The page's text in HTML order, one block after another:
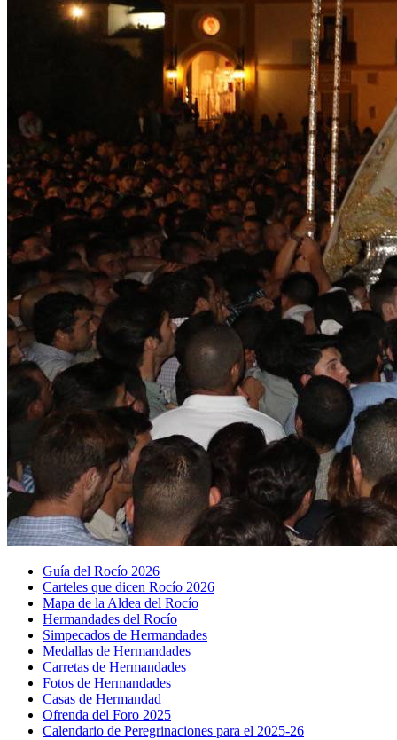
Guía del Rocío 2026
Carteles que dicen Rocío 2026
Mapa de la Aldea del Rocío
Hermandades del Rocío
Simpecados de Hermandades
Medallas de Hermandades
Carretas de Hermandades
Fotos de Hermandades
Casas de Hermandad
Ofrenda del Foro 2025
Calendario de Peregrinaciones para el 2025-26